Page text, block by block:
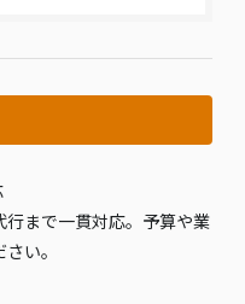
まで一貫対応。予算や業
い。